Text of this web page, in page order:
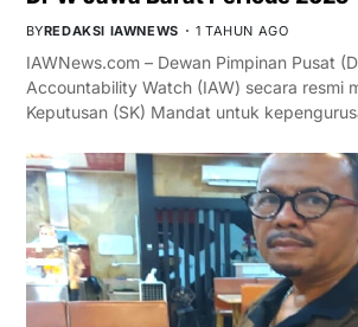
BYREDAKSI IAWNEWS 1 TAHUN AGO
IAWNews.com – Dewan Pimpinan Pusat
Accountability Watch (IAW) secara resmi
Keputusan (SK) Mandat untuk